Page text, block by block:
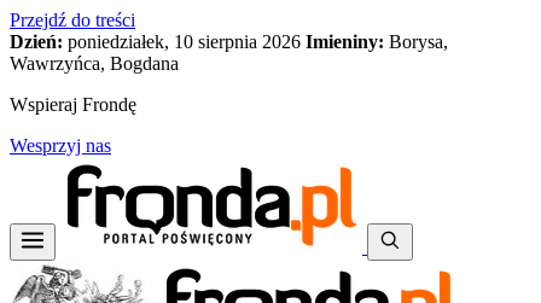
Przejdź do treści
Dzień: poniedziałek, 10 sierpnia 2026 Imieniny: Borysa,
Wawrzyńca, Bogdana
Wspieraj Frondę
Wesprzyj nas